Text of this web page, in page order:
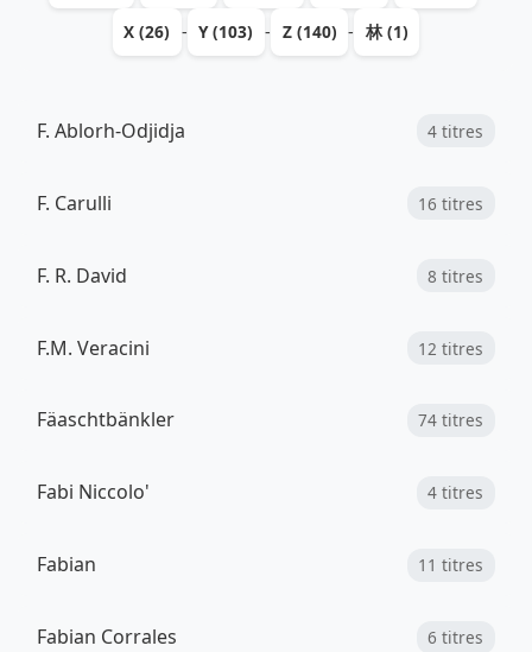
X (26) - Y (103) - Z (140) - 林 (1)
F. Ablorh-Odjidja 4 titres
F. Carulli 16 titres
F. R. David 8 titres
F.M. Veracini 12 titres
Fäaschtbänkler 74 titres
Fabi Niccolo' 4 titres
Fabian 11 titres
Fabian Corrales 6 titres